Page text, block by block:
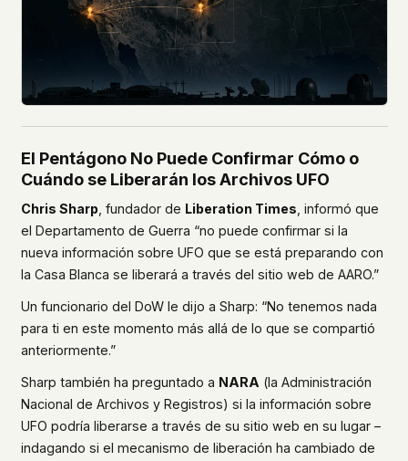
El Pentágono No Puede Confirmar Cómo o
Cuándo se Liberarán los Archivos UFO
Chris Sharp , fundador de Liberation Times , informó que
el Departamento de Guerra “no puede confirmar si la
nueva información sobre UFO que se está preparando con
la Casa Blanca se liberará a través del sitio web de AARO.”
Un funcionario del DoW le dijo a Sharp: “No tenemos nada
para ti en este momento más allá de lo que se compartió
anteriormente.”
Sharp también ha preguntado a NARA (la Administración
Nacional de Archivos y Registros) si la información sobre
UFO podría liberarse a través de su sitio web en su lugar –
indagando si el mecanismo de liberación ha cambiado de